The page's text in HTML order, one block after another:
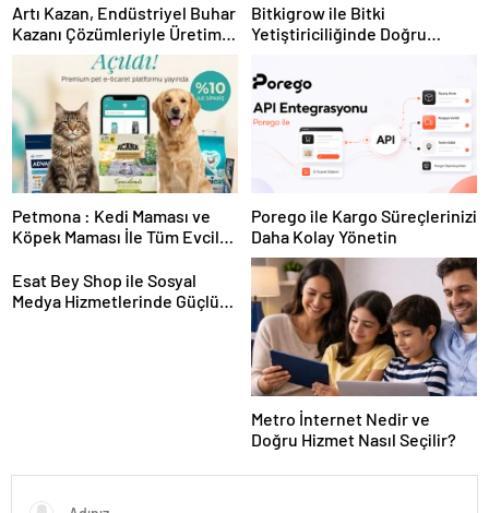
Artı Kazan, Endüstriyel Buhar
Kazanı Çözümleriyle Üretim
Tesislerine Verimli Sistemler
Sunuyor
Bitkigrow ile Bitki
Yetiştiriciliğinde Doğru
Petmona : Kedi Maması ve
Köpek Maması İle Tüm Evcil
Porego ile Kargo Süreçlerinizi
Daha Kolay Yönetin
Esat Bey Shop ile Sosyal
Medya Hizmetlerinde Güçlü
Metro İnternet Nedir ve
Doğru Hizmet Nasıl Seçilir?